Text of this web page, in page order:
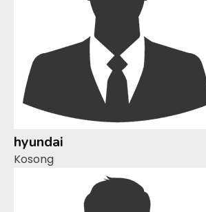
hyundai
Kosong